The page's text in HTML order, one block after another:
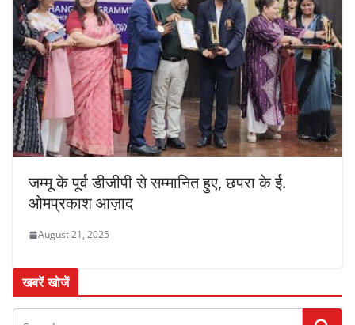
जम्मू के पूर्व डीजीपी से सम्मानित हुए, छपरा के ई.
ओमप्रकाश आज़ाद
August 21, 2025
खबरें खोजें